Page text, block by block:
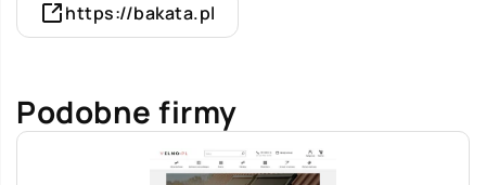
https://bakata.pl
Podobne firmy